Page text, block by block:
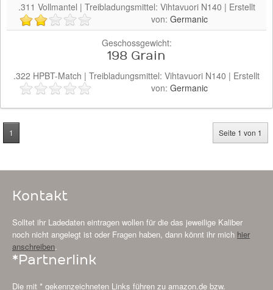
.311 Vollmantel | Treibladungsmittel: Vihtavuori N140 | Erstellt
von: Germanic
Geschossgewicht:
198 Grain
.322 HPBT-Match | Treibladungsmittel: Vihtavuori N140 | Erstellt
von: Germanic
Seite 1 von 1
1
Kontakt
Solltet ihr Ladedaten eintragen wollen für die das jeweilige Kaliber
noch nicht angelegt ist oder Fragen haben, dann könnt ihr mich hier
anschreiben.
*Partnerlink
Die mit * gekennzeichneten Links führen zu amazon.de bzw.